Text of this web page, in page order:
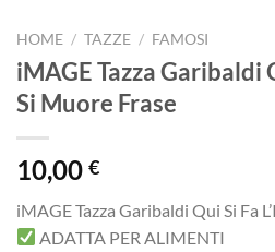
HOME / TAZZE / FAMOSI
iMAGE Tazza Garibaldi
Si Muore Frase
10,00 €
iMAGE Tazza Garibaldi Qui Si Fa
ADATTA PER ALIMENTI